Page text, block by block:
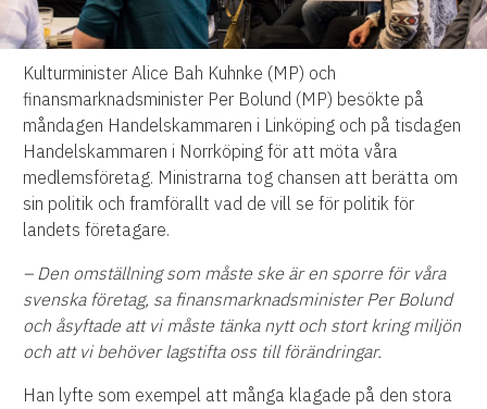
Kulturminister Alice Bah Kuhnke (MP) och
finansmarknadsminister Per Bolund (MP) besökte på
måndagen Handelskammaren i Linköping och på tisdagen
Handelskammaren i Norrköping för att möta våra
medlemsföretag. Ministrarna tog chansen att berätta om
sin politik och framförallt vad de vill se för politik för
landets företagare.
– Den omställning som måste ske är en sporre för våra
svenska företag, sa finansmarknadsminister Per Bolund
och åsyftade att vi måste tänka nytt och stort kring miljön
och att vi behöver lagstifta oss till förändringar.
Han lyfte som exempel att många klagade på den stora